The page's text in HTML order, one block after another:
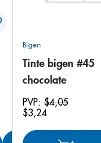
Bigen
Tinte bigen #45
chocolate
PVP:$4,05
$3,24